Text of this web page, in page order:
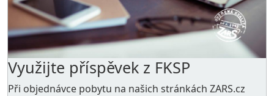
Využijte příspěvek z FKSP
Při objednávce pobytu na našich stránkách ZARS.cz